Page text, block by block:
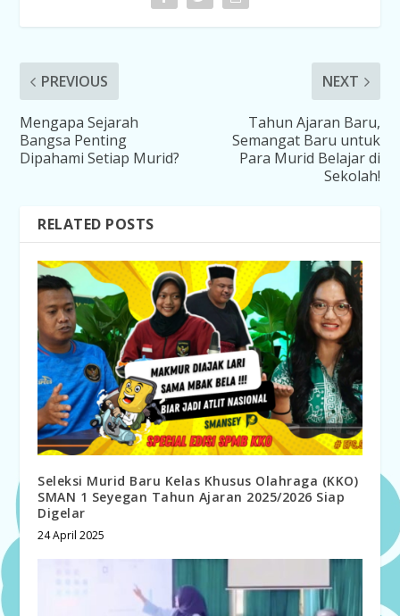
PREVIOUS
Mengapa Sejarah
Bangsa Penting
Dipahami Setiap Murid?
NEXT
Tahun Ajaran Baru,
Semangat Baru untuk
Para Murid Belajar di
Sekolah!
RELATED POSTS
Seleksi Murid Baru Kelas Khusus Olahraga (KKO)
SMAN 1 Seyegan Tahun Ajaran 2025/2026 Siap
Digelar
24 April 2025